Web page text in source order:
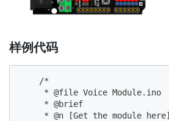
样例代码
    /*
     * @file Voice Module.ino
     * @brief
     * @n [Get the module here]